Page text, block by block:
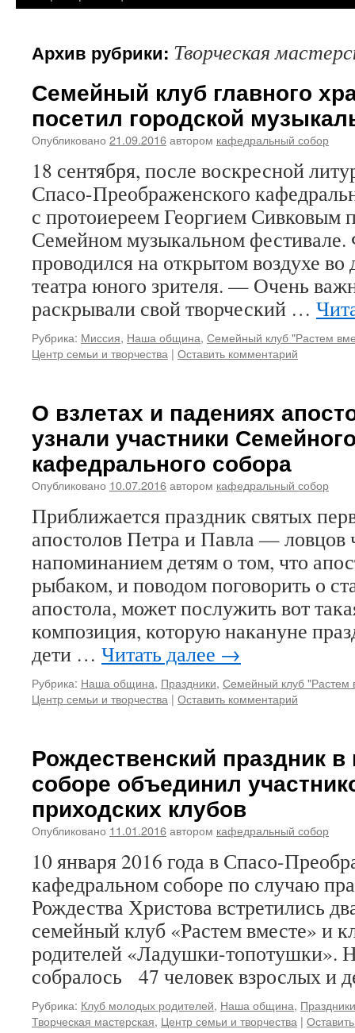
Архив рубрики: Творческая
Семейный клуб главного
посетил городской
Опубликовано 21.09.2016автором кафедральный собор
18 сентября, после воскресной
Спасо-Преображенского
с протоиереем Георгием Сивковым
Семейном музыкальном фестивале.
проводился на открытом воздухе во
театра юного зрителя. — Очень
раскрывали свой творческий …
Рубрика: Миссия, Наша община, Семейный клуб "Растем
Центр семьи и творчества | Оставить комментарий
О взлетах и падениях
узнали участники
кафедрального собора
Опубликовано 10.07.2016автором кафедральный собор
Приближается праздник святых
апостолов Петра и Павла —
напоминанием детям о том, что
рыбаком, и поводом поговорить о
апостола, может послужить вот
композиция, которую накануне
дети … Читать далее →
Рубрика: Наша община, Праздники, Семейный клуб "Растем
Центр семьи и творчества | Оставить комментарий
Рождественский праздник
соборе объединил
приходских клубов
Опубликовано 11.01.2016автором кафедральный собор
10 января 2016 года в Спасо-
кафедральном соборе по случаю
Рождества Христова встретились
семейный клуб «Растем вместе» и
родителей «Ладушки-топотушки».
собралось 47 человек взрослых и
Рубрика: Клуб молодых родителей, Наша община, Праздники
Творческая мастерская, Центр семьи и творчества |